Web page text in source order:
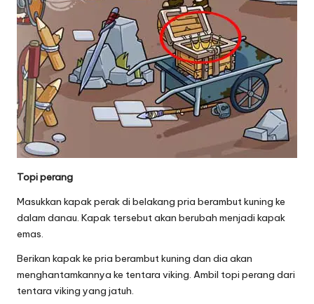
Topi perang
Masukkan kapak perak di belakang pria berambut kuning ke
dalam danau. Kapak tersebut akan berubah menjadi kapak
emas.
Berikan kapak ke pria berambut kuning dan dia akan
menghantamkannya ke tentara viking. Ambil topi perang dari
tentara viking yang jatuh.